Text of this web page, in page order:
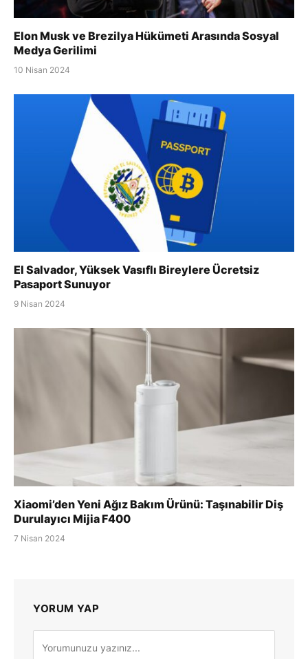
Elon Musk ve Brezilya Hükümeti Arasında Sosyal
Medya Gerilimi
10 Nisan 2024
El Salvador, Yüksek Vasıflı Bireylere Ücretsiz
Pasaport Sunuyor
9 Nisan 2024
Xiaomi’den Yeni Ağız Bakım Ürünü: Taşınabilir Diş
Durulayıcı Mijia F400
7 Nisan 2024
YORUM YAP